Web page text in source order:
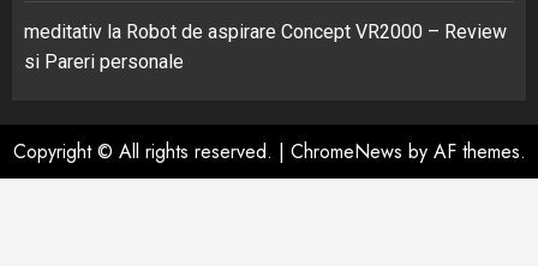
meditativ la Robot de aspirare Concept VR2000 – Review
si Pareri personale
Copyright © All rights reserved. | ChromeNews by AF themes.